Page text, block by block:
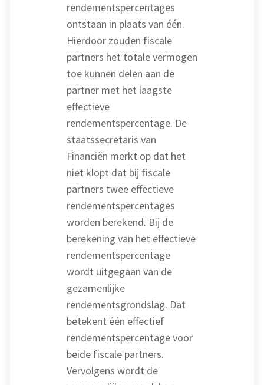
rendementspercentages
ontstaan in plaats van één.
Hierdoor zouden fiscale
partners het totale vermogen
toe kunnen delen aan de
partner met het laagste
effectieve
rendementspercentage. De
staatssecretaris van
Financiën merkt op dat het
niet klopt dat bij fiscale
partners twee effectieve
rendementspercentages
worden berekend. Bij de
berekening van het effectieve
rendementspercentage
wordt uitgegaan van de
gezamenlijke
rendementsgrondslag. Dat
betekent één effectief
rendementspercentage voor
beide fiscale partners.
Vervolgens wordt de